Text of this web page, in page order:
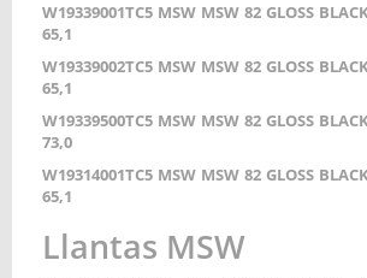
W19339001TC5 MSW MSW 82 GLOSS
65,1
W19339002TC5 MSW MSW 82 GLOSS
65,1
W19339500TC5 MSW MSW 82 GLOSS
73,0
W19314001TC5 MSW MSW 82 GLOSS
65,1
Llantas MSW